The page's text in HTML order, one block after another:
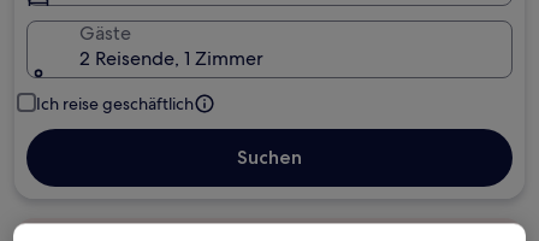
Gäste
2 Reisende, 1 Zimmer
Ich reise geschäftlich
Suchen